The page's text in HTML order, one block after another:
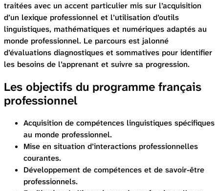
traitées avec un accent particulier mis sur l’acquisition
d’un lexique professionnel et l’utilisation d’outils
linguistiques, mathématiques et numériques adaptés au
monde professionnel. Le parcours est jalonné
d’évaluations diagnostiques et sommatives pour identifier
les besoins de l’apprenant et suivre sa progression.
Les objectifs du programme français
professionnel
Acquisition de compétences linguistiques spécifiques
au monde professionnel.
Mise en situation d’interactions professionnelles
courantes.
Développement de compétences et de savoir-être
professionnels.